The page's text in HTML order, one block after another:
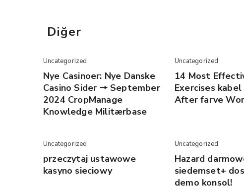
Diğer
Uncategorized
Nye Casinoer: Nye Danske
Casino Sider 🠖 September
2024 CropManage
Knowledge Militærbase
Uncategorized
14 Most
Exercises
After farve
Uncategorized
przeczytaj ustawowe
kasyno sieciowy
Uncategorized
Hazard
siedemset+
demo konsol!